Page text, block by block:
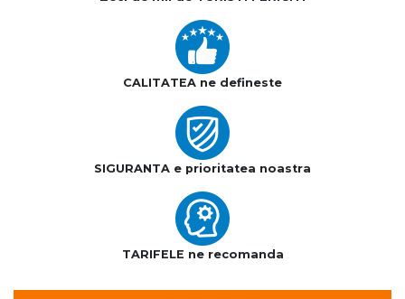
CALITATEA ne defineste
SIGURANTA e prioritatea noastra
TARIFELE ne recomanda